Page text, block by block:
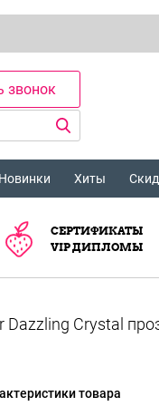
звонок
Хиты
СЕРТИФИКАТЫ
VIP ДИПЛОМЫ
товара